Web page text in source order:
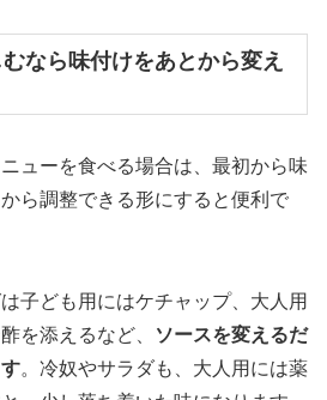
なら味付けをあとから変え
ューを食べる場合は、最初から味
ら調整できる形にすると便利で
子ども用にはケチャップ、大人用
を添えるなど、
ソースを変えるだ
。冷奴やサラダも、大人用には薬